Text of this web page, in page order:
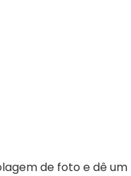
de foto e dê um